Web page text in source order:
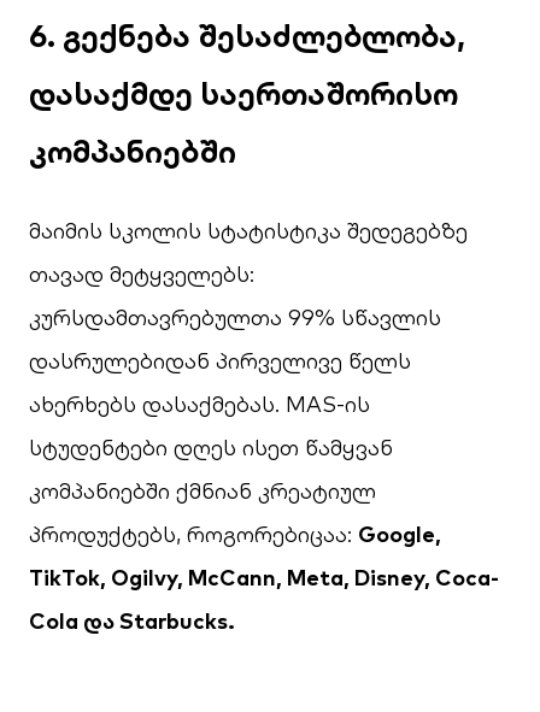
6. გექნება შესაძლებლობა,
დასაქმდე საერთაშორისო
კომპანიებში
მაიმის სკოლის სტატისტიკა შედეგებზე
თავად მეტყველებს:
კურსდამთავრებულთა 99% სწავლის
დასრულებიდან პირველივე წელს
ახერხებს დასაქმებას. MAS-ის
სტუდენტები დღეს ისეთ წამყვან
კომპანიებში ქმნიან კრეატიულ
პროდუქტებს, როგორებიცაა: Google,
TikTok, Ogilvy, McCann, Meta, Disney, Coca-
Cola და Starbucks.